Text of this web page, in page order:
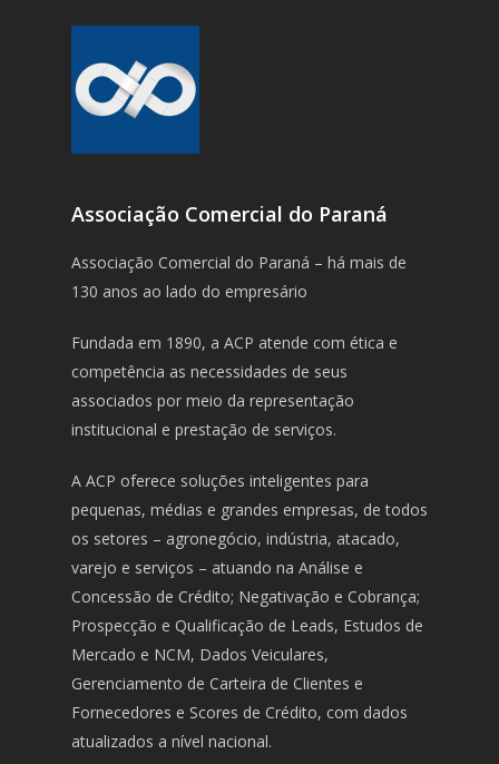
Associação Comercial do Paraná
Associação Comercial do Paraná – há mais de
130 anos ao lado do empresário
Fundada em 1890, a ACP atende com ética e
competência as necessidades de seus
associados por meio da representação
institucional e prestação de serviços.
A ACP oferece soluções inteligentes para
pequenas, médias e grandes empresas, de todos
os setores – agronegócio, indústria, atacado,
varejo e serviços – atuando na Análise e
Concessão de Crédito; Negativação e Cobrança;
Prospecção e Qualificação de Leads, Estudos de
Mercado e NCM, Dados Veiculares,
Gerenciamento de Carteira de Clientes e
Fornecedores e Scores de Crédito, com dados
atualizados a nível nacional.